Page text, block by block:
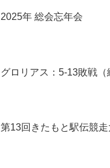
2025年 総会忘年会
グロリアス：5-13敗戦（
第13回きたもと駅伝競走